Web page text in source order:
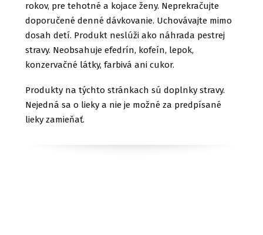
rokov, pre tehotné a kojace ženy. Neprekračujte
doporučené denné dávkovanie. Uchovávajte mimo
dosah detí. Produkt neslúži ako náhrada pestrej
stravy. Neobsahuje efedrín, kofeín, lepok,
konzervačné látky, farbivá ani cukor.
Produkty na týchto stránkach sú doplnky stravy.
Nejedná sa o lieky a nie je možné za predpísané
lieky zamieňať.